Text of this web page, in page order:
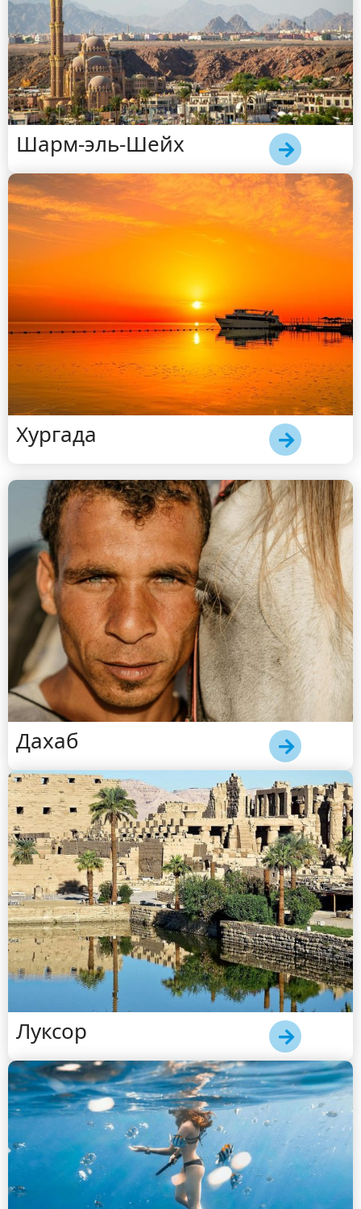
Шарм-эль-Шейх
Хургада
Дахаб
Луксор